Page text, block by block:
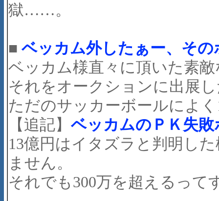
獄……。
■ ベッカム外したぁー、その
ベッカム様直々に頂いた素
それをオークションに出展
ただのサッカーボールによ
【追記】 ベッカムのＰＫ失敗
13億円はイタズラと判明し
ません。
それでも300万を超えるって